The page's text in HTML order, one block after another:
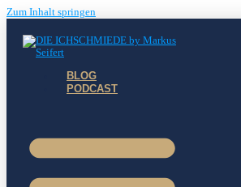
Zum Inhalt springen
BLOG
PODCAST